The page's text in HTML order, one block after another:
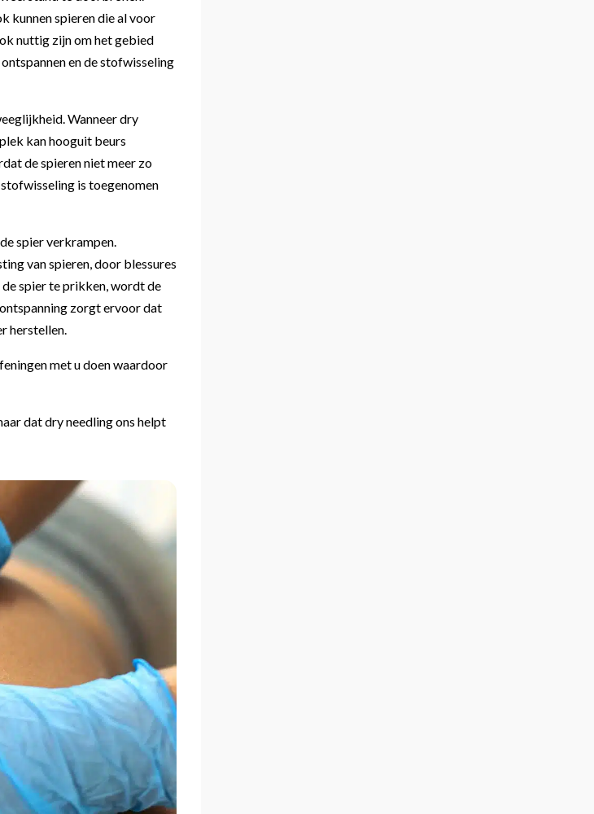
kunnen spieren die al voor
nuttig zijn om het gebied
en de stofwisseling
Wanneer dry
kan hooguit beurs
de spieren niet meer zo
is toegenomen
spier verkrampen.
van spieren, door blessures
spier te prikken, wordt de
zorgt ervoor dat
herstellen.
met u doen waardoor
dat dry needling ons helpt